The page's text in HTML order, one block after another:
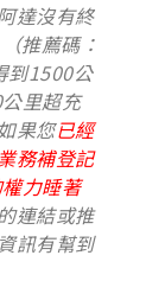
達沒有終
推薦碼：
到1500公
里超充
果您已經
務補登記
力睡著
連結或推
訊有幫到